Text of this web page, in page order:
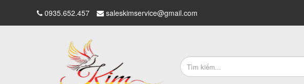
0935.652.457 saleskimservice@gmail.com